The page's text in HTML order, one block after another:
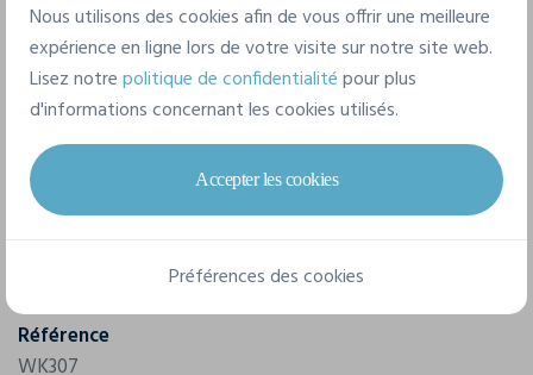
Caractéristiques
Marque
Wk. Designed To Work
Référence
WK307
Nous utilisons des cookies afin de vous offrir une meilleure
expérience en ligne lors de votre visite sur notre site web.
Lisez notrepolitique de confidentialitépour plus
d'informations concernant les cookies utilisés.
Accepter les cookies
Préférences des cookies